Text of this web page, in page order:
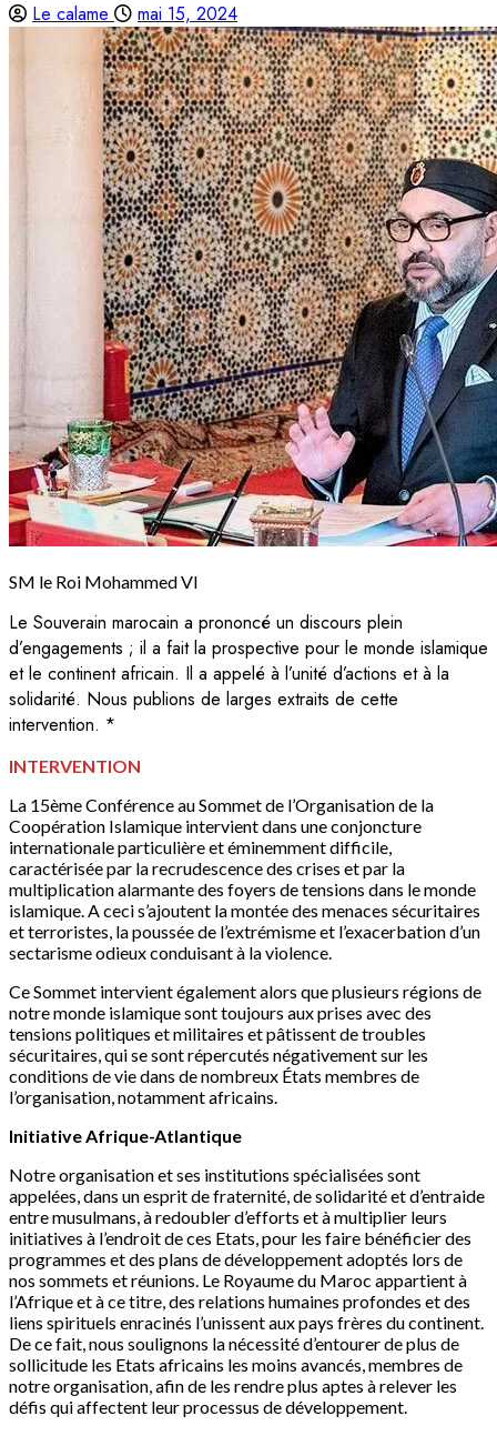
Le calame mai 15, 2024
SM le Roi Mohammed VI
Le Souverain marocain a prononcé un discours plein
d’engagements ; il a fait la prospective pour le monde islamique
et le continent africain. Il a appelé à l’unité d’actions et à la
solidarité. Nous publions de larges extraits de cette
intervention. *
INTERVENTION
La 15ème Conférence au Sommet de l’Organisation de la
Coopération Islamique intervient dans une conjoncture
internationale particulière et éminemment difficile,
caractérisée par la recrudescence des crises et par la
multiplication alarmante des foyers de tensions dans le monde
islamique. A ceci s’ajoutent la montée des menaces sécuritaires
et terroristes, la poussée de l’extrémisme et l’exacerbation d’un
sectarisme odieux conduisant à la violence.
Ce Sommet intervient également alors que plusieurs régions de
notre monde islamique sont toujours aux prises avec des
tensions politiques et militaires et pâtissent de troubles
sécuritaires, qui se sont répercutés négativement sur les
conditions de vie dans de nombreux États membres de
l’organisation, notamment africains.
Initiative Afrique-Atlantique
Notre organisation et ses institutions spécialisées sont
appelées, dans un esprit de fraternité, de solidarité et d’entraide
entre musulmans, à redoubler d’efforts et à multiplier leurs
initiatives à l’endroit de ces Etats, pour les faire bénéficier des
programmes et des plans de développement adoptés lors de
nos sommets et réunions. Le Royaume du Maroc appartient à
l’Afrique et à ce titre, des relations humaines profondes et des
liens spirituels enracinés l’unissent aux pays frères du continent.
De ce fait, nous soulignons la nécessité d’entourer de plus de
sollicitude les Etats africains les moins avancés, membres de
notre organisation, afin de les rendre plus aptes à relever les
défis qui affectent leur processus de développement.